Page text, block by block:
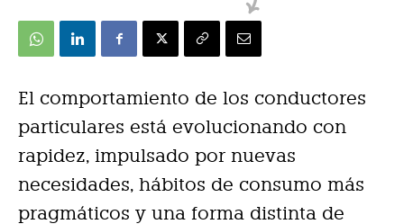
El comportamiento de los conductores
particulares está evolucionando con
rapidez, impulsado por nuevas
necesidades, hábitos de consumo más
pragmáticos y una forma distinta de